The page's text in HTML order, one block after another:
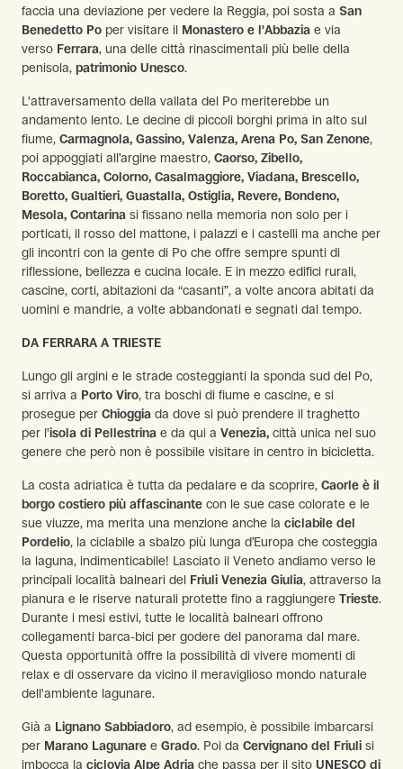
faccia una deviazione per vedere la Reggia, poi sosta a San
Benedetto Po per visitare il Monastero e l'Abbazia e via
verso Ferrara, una delle città rinascimentali più belle della
penisola, patrimonio Unesco.
L'attraversamento della vallata del Po meriterebbe un
andamento lento. Le decine di piccoli borghi prima in alto sul
fiume, Carmagnola, Gassino, Valenza, Arena Po, San Zenone,
poi appoggiati all’argine maestro, Caorso, Zibello,
Roccabianca, Colorno, Casalmaggiore, Viadana, Brescello,
Boretto, Gualtieri, Guastalla, Ostiglia, Revere, Bondeno,
Mesola, Contarina si fissano nella memoria non solo per i
porticati, il rosso del mattone, i palazzi e i castelli ma anche per
gli incontri con la gente di Po che offre sempre spunti di
riflessione, bellezza e cucina locale. E in mezzo edifici rurali,
cascine, corti, abitazioni da “casanti”, a volte ancora abitati da
uomini e mandrie, a volte abbandonati e segnati dal tempo.
DA FERRARA A TRIESTE
Lungo gli argini e le strade costeggianti la sponda sud del Po,
si arriva a Porto Viro, tra boschi di fiume e cascine, e si
prosegue per Chioggia da dove si può prendere il traghetto
per l'isola di Pellestrina e da qui a Venezia, città unica nel suo
genere che però non è possibile visitare in centro in bicicletta.
La costa adriatica è tutta da pedalare e da scoprire, Caorle è il
borgo costiero più affascinante con le sue case colorate e le
sue viuzze, ma merita una menzione anche la ciclabile del
Pordelio, la ciclabile a sbalzo più lunga d’Europa che costeggia
la laguna, indimenticabile! Lasciato il Veneto andiamo verso le
principali località balneari del Friuli Venezia Giulia, attraverso la
pianura e le riserve naturali protette fino a raggiungere Trieste.
Durante i mesi estivi, tutte le località balneari offrono
collegamenti barca-bici per godere del panorama dal mare.
Questa opportunità offre la possibilità di vivere momenti di
relax e di osservare da vicino il meraviglioso mondo naturale
dell'ambiente lagunare.
Già a Lignano Sabbiadoro, ad esempio, è possibile imbarcarsi
per Marano Lagunare e Grado. Poi da Cervignano del Friuli si
imbocca la ciclovia Alpe Adria che passa per il sito UNESCO di